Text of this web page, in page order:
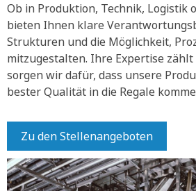
Ob in Produktion, Technik, Logistik
bieten Ihnen klare
Strukturen und die Möglichkeit,
mitzugestalten. Ihre Expertise zählt
sorgen wir dafür, dass unsere
bester Qualität in die Regale
Zu den Stellenangeboten